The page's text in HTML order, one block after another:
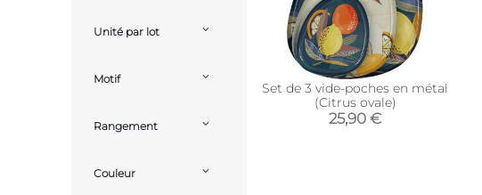
Unité par lot
Motif
Rangement
Couleur
Set de 3 vide-poches en métal
(Citrus ovale)
25,90 €